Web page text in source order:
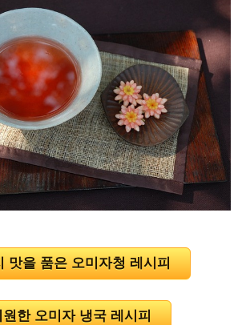
맛을 품은 오미자청 레시피
원한 오미자 냉국 레시피